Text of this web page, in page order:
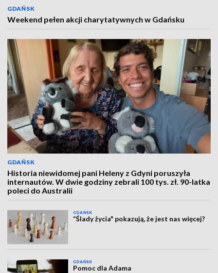
GDAŃSK
Weekend pełen akcji charytatywnych w Gdańsku
GDAŃSK
Historia niewidomej pani Heleny z Gdyni poruszyła
internautów. W dwie godziny zebrali 100 tys. zł. 90-latka
poleci do Australii
GDAŃSK
“Ślady życia" pokazują, że jest nas więcej?
GDAŃSK
Pomoc dla Adama